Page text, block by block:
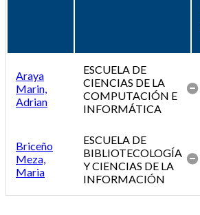
Araya
Marin,
Adrian
ESCUELA DE
CIENCIAS DE LA
COMPUTACIÓN E
INFORMÁTICA
Briceño
Meza,
Maria
ESCUELA DE
BIBLIOTECOLOGÍA
Y CIENCIAS DE LA
INFORMACIÓN